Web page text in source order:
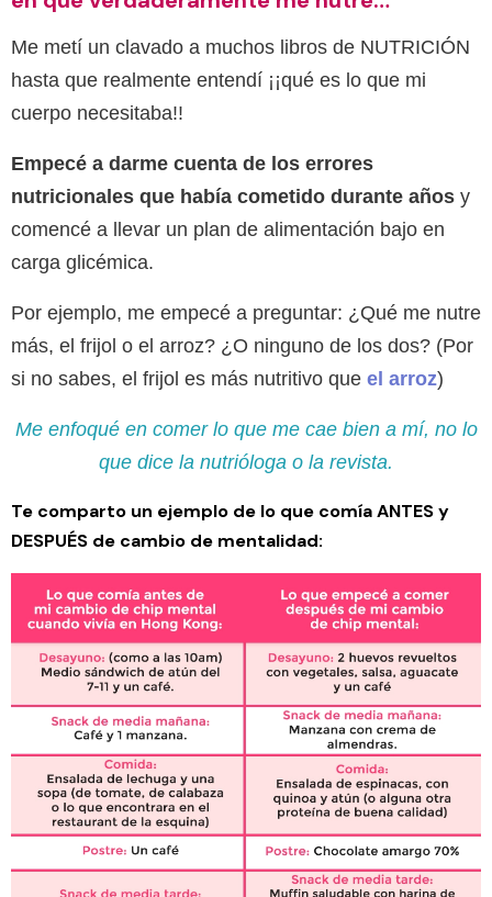
Me metí un clavado a muchos libros de NUTRICIÓN
hasta que realmente entendí ¡¡qué es lo que mi
cuerpo necesitaba!!
Empecé a darme cuenta de los errores
nutricionales que había cometido durante años y
comencé a llevar un plan de alimentación bajo en
carga glicémica.
Por ejemplo, me empecé a preguntar: ¿Qué me nutre
más, el frijol o el arroz? ¿O ninguno de los dos? (Por
si no sabes, el frijol es más nutritivo que el arroz)
Me enfoqué en comer lo que me cae bien a mí, no lo
que dice la nutrióloga o la revista.
Te comparto un ejemplo de lo que comía ANTES y
DESPUÉS de cambio de mentalidad: